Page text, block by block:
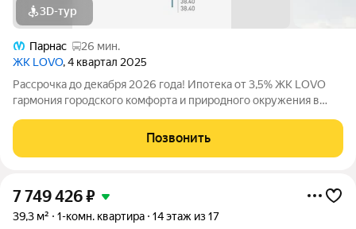
3D-тур
Парнас
26 мин.
ЖК LOVO, 4 квартал 2025
Рассрочка до декабря 2026 года! Ипотека от 3,5% ЖК LOVO
гармония городского комфорта и природного окружения в
Позвонить
7 749 426₽
39,3 м² 1-комн. квартира 14 этаж из 17